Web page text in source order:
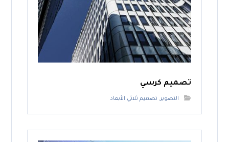
تصميم كرسي
التصوير, تصميم ثلاثي الأبعاد